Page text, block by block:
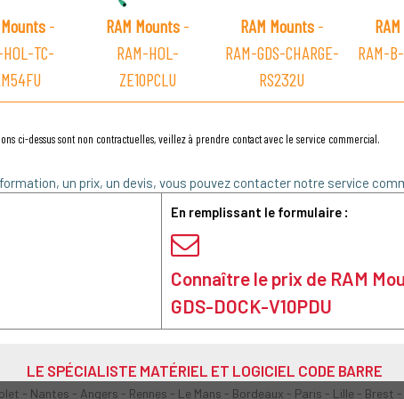
-
TC-
RAM Mounts-
RAM-HOL-
ZE10PCLU
RAM Mounts-
RAM-GDS-CHARGE-
RS232U
RAM-
ci-dessus sont non contractuelles, veillez à prendre contact avec le service commercial.
un prix, un devis, vous pouvez contacter notre service
En remplissant le formulaire :
Connaître le prix de RAM
GDS-DOCK-V10PDU
LE SPÉCIALISTE MATÉRIEL ET LOGICIEL CODE BARRE
- Nantes - Angers - Rennes - Le Mans - Bordeaux - Paris - Lille - Brest